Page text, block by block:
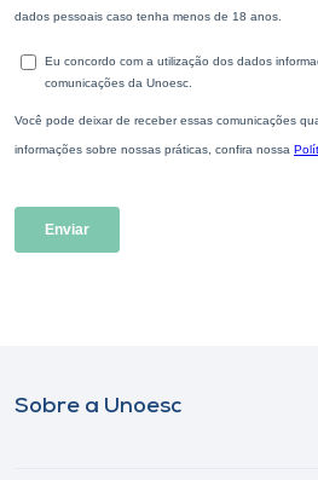
Sobre a Unoesc